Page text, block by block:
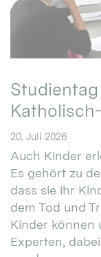
20. Juli 2026
Auch Kinder
Es gehört zu
dass sie ihr
dem Tod und
Kinder können
Experten,